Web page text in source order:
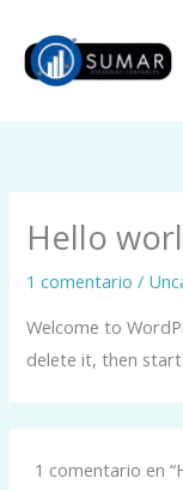
contenido
Hello
1 comentario /
Welcome to
delete it, then
1 comentario en